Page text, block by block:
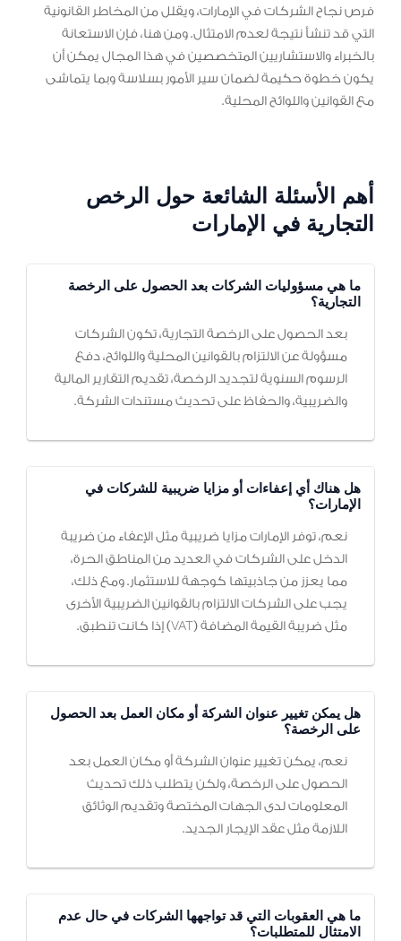
فرص نجاح الشركات في الإمارات، ويقلل من المخاطر القانونية
التي قد تنشأ نتيجة لعدم الامتثال. ومن هنا، فإن الاستعانة
بالخبراء والاستشاريين المتخصصين في هذا المجال يمكن أن
يكون خطوة حكيمة لضمان سير الأمور بسلاسة وبما يتماشى
مع القوانين واللوائح المحلية.
أهم الأسئلة الشائعة حول الرخص
التجارية في الإمارات
ما هي مسؤوليات الشركات بعد الحصول على الرخصة
التجارية؟
بعد الحصول على الرخصة التجارية، تكون الشركات
مسؤولة عن الالتزام بالقوانين المحلية واللوائح، دفع
الرسوم السنوية لتجديد الرخصة، تقديم التقارير المالية
والضريبية، والحفاظ على تحديث مستندات الشركة.
هل هناك أي إعفاءات أو مزايا ضريبية للشركات في
الإمارات؟
نعم، توفر الإمارات مزايا ضريبية مثل الإعفاء من ضريبة
الدخل على الشركات في العديد من المناطق الحرة،
مما يعزز من جاذبيتها كوجهة للاستثمار. ومع ذلك،
يجب على الشركات الالتزام بالقوانين الضريبية الأخرى
مثل ضريبة القيمة المضافة (VAT) إذا كانت تنطبق.
هل يمكن تغيير عنوان الشركة أو مكان العمل بعد الحصول
على الرخصة؟
نعم، يمكن تغيير عنوان الشركة أو مكان العمل بعد
الحصول على الرخصة، ولكن يتطلب ذلك تحديث
المعلومات لدى الجهات المختصة وتقديم الوثائق
اللازمة مثل عقد الإيجار الجديد.
ما هي العقوبات التي قد تواجهها الشركات في حال عدم
الامتثال للمتطلبات؟